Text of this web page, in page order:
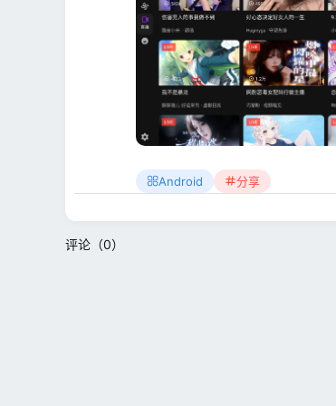
Android 分享
评论（0）